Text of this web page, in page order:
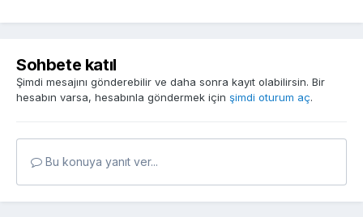
Sohbete katıl
Şimdi mesajını gönderebilir ve daha sonra kayıt olabilirsin. Bir
hesabın varsa, hesabınla göndermek için şimdi oturum aç.
Bu konuya yanıt ver...